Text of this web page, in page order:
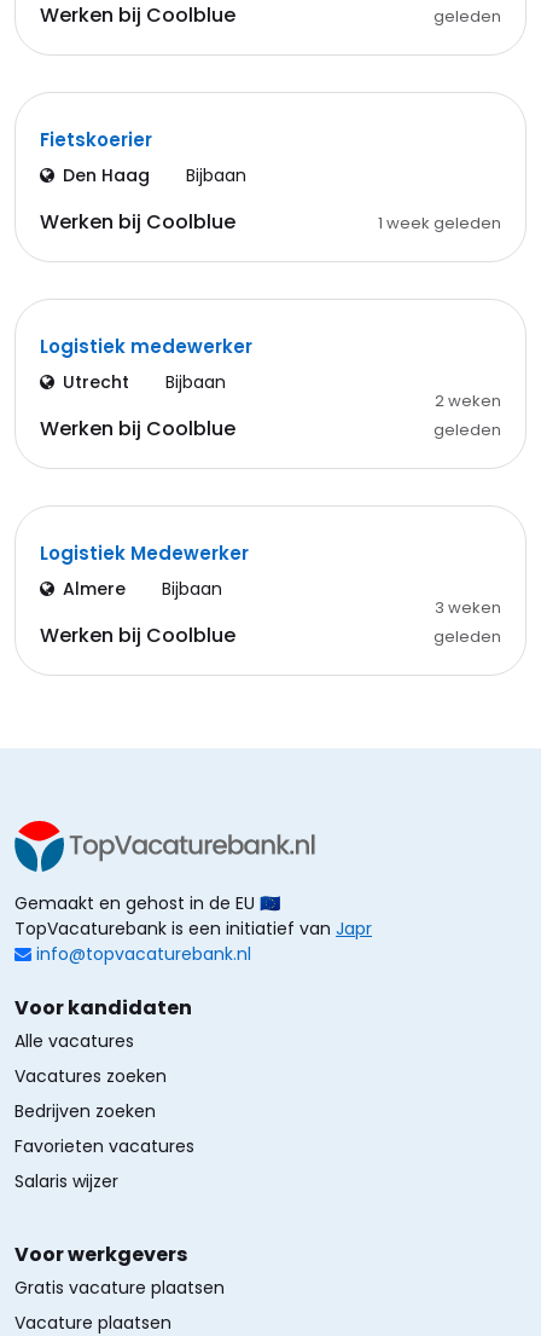
Werken bij Coolblue
geleden
Fietskoerier
Den Haag Bijbaan
Werken bij Coolblue 1 week geleden
Logistiek medewerker
Utrecht Bijbaan
Werken bij Coolblue
2 weken
geleden
Logistiek Medewerker
Almere Bijbaan
Werken bij Coolblue
3 weken
geleden
Gemaakt en gehost in de EU 🇪🇺
TopVacaturebank is een initiatief van Japr
info@topvacaturebank.nl
Voor kandidaten
Alle vacatures
Vacatures zoeken
Bedrijven zoeken
Favorieten vacatures
Salaris wijzer
Voor werkgevers
Gratis vacature plaatsen
Vacature plaatsen